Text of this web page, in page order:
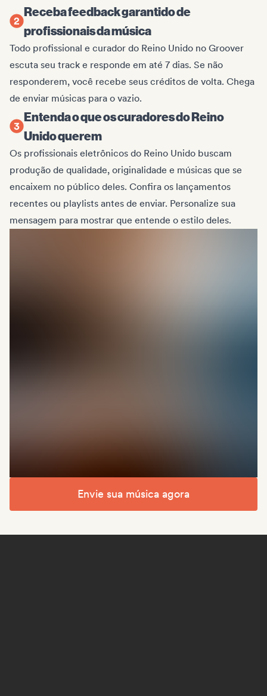
Receba feedback garantido de
profissionais da música
Todo profissional e curador do Reino Unido no Groover
escuta seu track e responde em até 7 dias. Se não
responderem, você recebe seus créditos de volta. Chega
de enviar músicas para o vazio.
Entenda o que os curadores do Reino
Unido querem
Os profissionais eletrônicos do Reino Unido buscam
produção de qualidade, originalidade e músicas que se
encaixem no público deles. Confira os lançamentos
recentes ou playlists antes de enviar. Personalize sua
mensagem para mostrar que entende o estilo deles.
Envie sua música agora